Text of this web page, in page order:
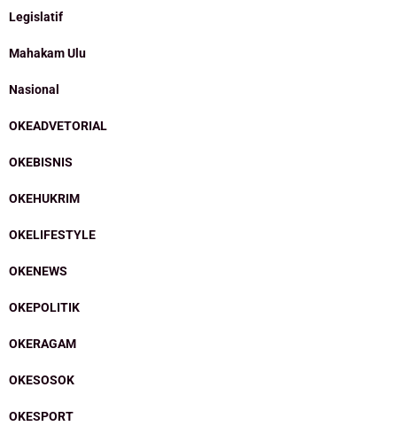
Legislatif
Mahakam Ulu
Nasional
OKEADVETORIAL
OKEBISNIS
OKEHUKRIM
OKELIFESTYLE
OKENEWS
OKEPOLITIK
OKERAGAM
OKESOSOK
OKESPORT